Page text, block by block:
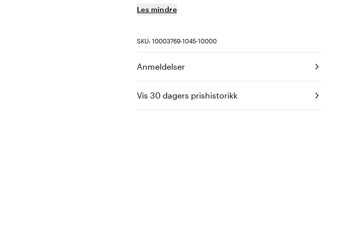
Les mindre
SKU: 10003769-1045-10000
Anmeldelser
Vis 30 dagers prishistorikk